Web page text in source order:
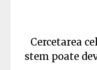
Cercetarea
stem poate